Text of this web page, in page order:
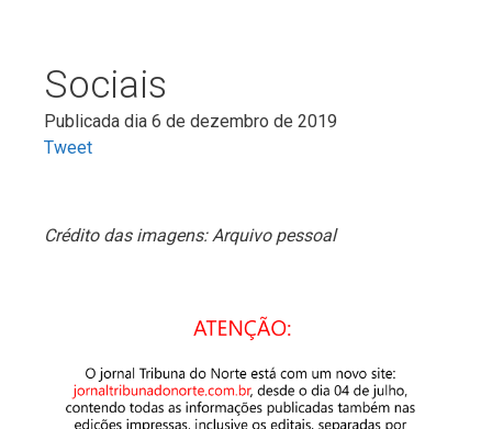
Sociais
Publicada dia 6 de dezembro de 2019
Tweet
Crédito das imagens: Arquivo pessoal